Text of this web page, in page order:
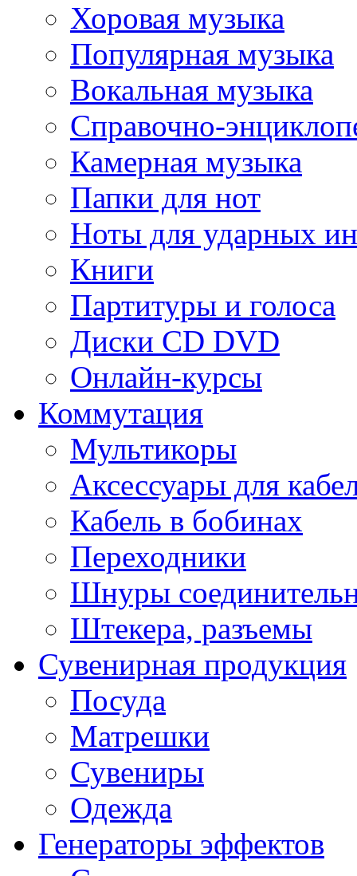
Хоровая музыка
Популярная музыка
Вокальная музыка
Справочно-
Камерная музыка
Папки для нот
Ноты для ударных
Книги
Партитуры и голоса
Диски CD DVD
Онлайн-курсы
Коммутация
Мультикоры
Аксессуары для
Кабель в бобинах
Переходники
Шнуры
Штекера, разъемы
Сувенирная продукция
Посуда
Матрешки
Сувениры
Одежда
Генераторы эффектов